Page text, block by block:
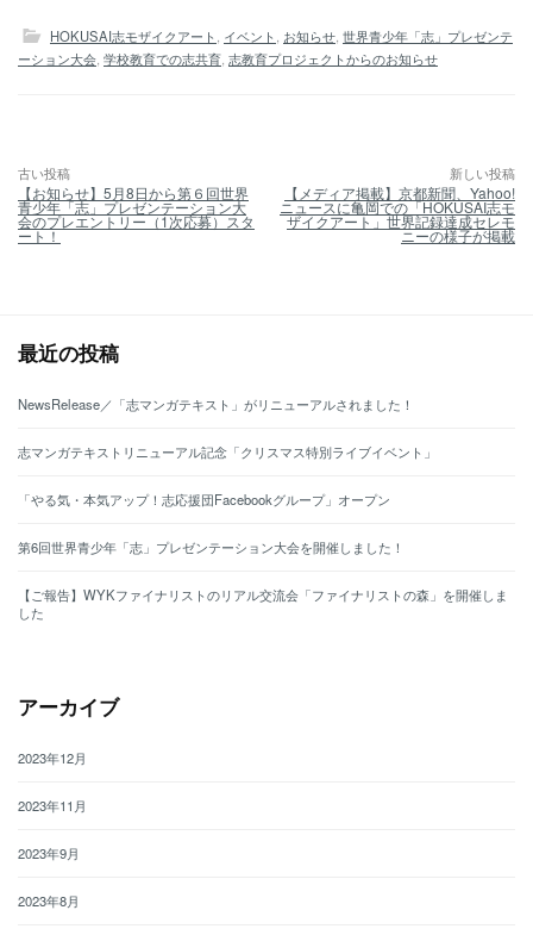
HOKUSAI志モザイクアート イベント お知らせ 世界青少年「志」プレゼンテ
ーション大会 学校教育での志共育 志教育プロジェクトからのお知らせ
投
稿
ナ
ビ
ゲ
古い投稿
【お知らせ】5月8日から第６回世界
青少年「志」プレゼンテーション大
会のプレエントリー（1次応募）スタ
ート！
新しい投稿
【メディア掲載】京都新聞、Yahoo!
ニュースに亀岡での「HOKUSAI志モ
ザイクアート」世界記録達成セレモ
ニーの様子が掲載
最近の投稿
NewsRelease／「志マンガテキスト」がリニューアルされました！
志マンガテキストリニューアル記念「クリスマス特別ライブイベント」
「やる気・本気アップ！志応援団Facebookグループ」オープン
第6回世界青少年「志」プレゼンテーション大会を開催しました！
【ご報告】WYKファイナリストのリアル交流会「ファイナリストの森」を開催しま
した
アーカイブ
2023年12月
2023年11月
2023年9月
2023年8月